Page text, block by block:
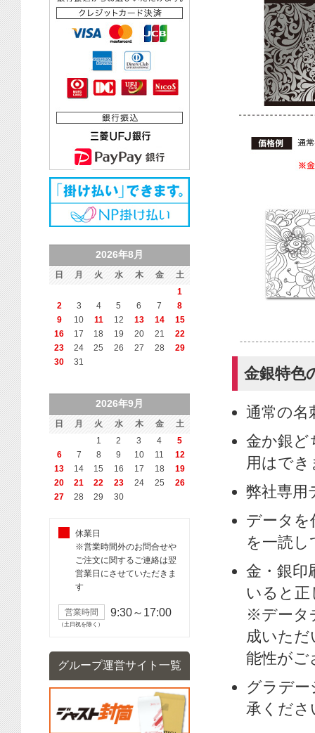
金銀特色
通常の名
金か銀ど
用はで
弊社専用
データを
を一読
金・銀印
いると
※データ
成いただ
能性がご
グラデ
承くださ
2026年8月
日 月 火 水 木 金
土
1
2
3 4 5 6 7
8
9
10 11 12 13 14
15
16
17 18 19 20 21
22
23
24 25 26 27 28
29
30
31
2026年9月
日 月 火 水 木 金
土
1
2 3 4
5
6
7 8 9 10 11
12
13
14 15 16 17 18
19
20
21 22 23 24 25
26
27
28 29 30
休業日
※営業時間外のお問合せや
ご注文に関するご連絡は翌
営業日にさせていただきま
す
営業時間 9:30～17:00
（土日祝を除く）
グループ運営サイト一覧